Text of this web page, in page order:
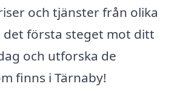
och tjänster från olika
det första steget mot ditt
och utforska de
finns i Tärnaby!